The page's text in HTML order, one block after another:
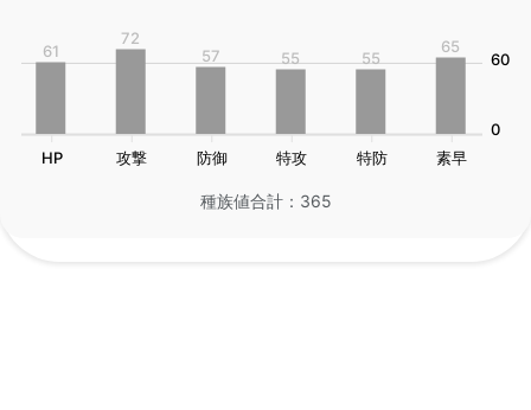
HP 攻撃 防御 特攻 特防 素早
61
72
57
55 55
65
60
0
種族値合計：365